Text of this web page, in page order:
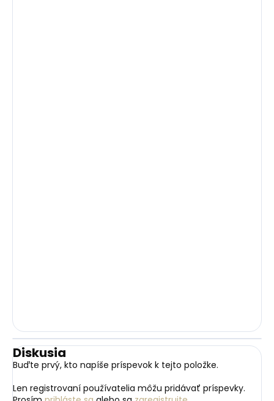
Diskusia
Buďte prvý, kto napíše príspevok k tejto položke.
Len registrovaní používatelia môžu pridávať príspevky.